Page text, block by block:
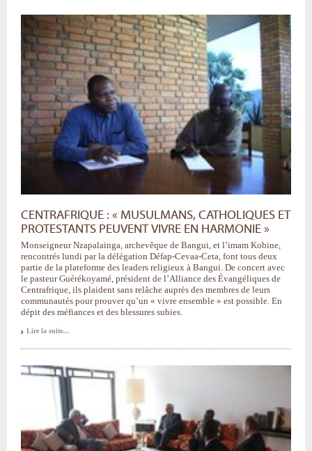
CENTRAFRIQUE : « MUSULMANS, CATHOLIQUES ET
PROTESTANTS PEUVENT VIVRE EN HARMONIE »
Monseigneur Nzapalainga, archevêque de Bangui, et l’imam Kobine,
rencontrés lundi par la délégation Défap-Cevaa-Ceta, font tous deux
partie de la plateforme des leaders religieux à Bangui. De concert avec
le pasteur Guérékoyamé, président de l’Alliance des Évangéliques de
Centrafrique, ils plaident sans relâche auprès des membres de leurs
communautés pour prouver qu’un « vivre ensemble » est possible. En
dépit des méfiances et des blessures subies.
Lire la suite…